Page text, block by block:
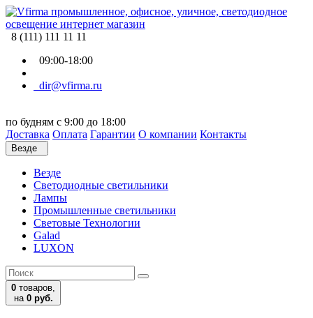
8 (111) 111 11 11
09:00-18:00
dir@vfirma.ru
по будням с 9:00 до 18:00
Доставка Оплата Гарантии О компании Контакты
Везде
Везде
Cветодиодные светильники
Лампы
Промышленные светильники
Световые Технологии
Galad
LUXON
0 товаров,
на 0 руб.